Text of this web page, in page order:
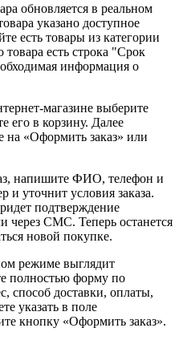
обновляется в реальном
указано доступное
есть товары из категории
есть строка "Срок
информация о
магазине выберите
его в корзину. Далее
на «Оформить заказ» или
напишите ФИО, телефон и
и уточнит условия заказа.
подтверждение
через СМС. Теперь останется
новой покупке.
режиме выглядит
полностью форму по
способ доставки, оплаты,
указать в поле
кнопку «Оформить заказ».